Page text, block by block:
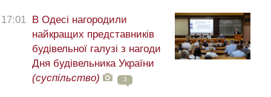
17:01
В Одесі нагородили
найкращих представників
будівельної галузі з нагоди
Дня будівельника України
(суспільство)
3